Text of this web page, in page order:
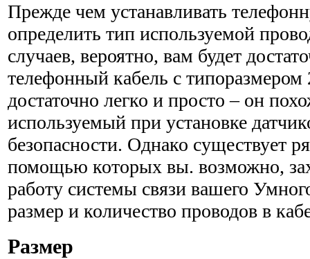
Прежде чем устанавливать
определить тип исполь­зуемой
случаев, вероятно, вам будет
телефонный кабель с
достаточно легко и просто – он
используемый при установке
безопасности. Однако существует
помощью которых вы. возможно,
работу системы связи вашего
размер и количество проводов в
Размер